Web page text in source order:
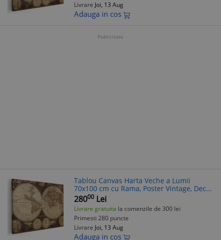
Livrare Joi, 13 Aug
Adauga in cos
Publicitate
Tablou Canvas Harta Veche a Lumii
70x100 cm cu Rama, Poster Vintage, Decor
Living, Birou, Maro
28000 Lei
Livrare gratuita la comenzile de 300 lei
Primesti 280 puncte
Livrare Joi, 13 Aug
Adauga in cos